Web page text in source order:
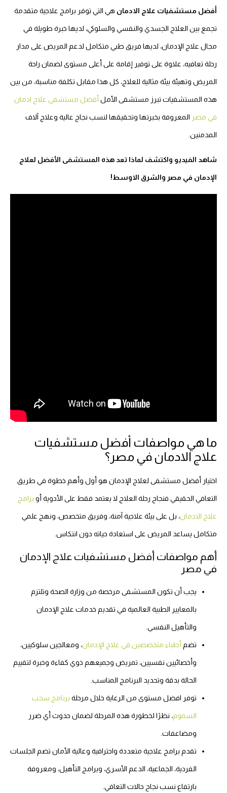
أفضل مستشفيات علاج الادمان هي التي توفر برامج علاجية متقدمة
تجمع بين العلاج الجسدي والنفسي والسلوكي، لديها خبرة طويلة في
مجال علاج الإدمان، لديها فريق طبي متكامل لدعم المريض على مدار
رحلة تعافيه، علاوة على توفير إقامة على أعلى مستوى لضمان راحة
المريض وتهيئة بيئة مثالية للعلاج، كل هذا مقابل تكلفة مناسبة، من بين
هذه المستشفيات تبرز مستشفى الأمل أفضل مستشفي علاج ادمان
في مصر المعروفة بخبرتها وتحقيقها لنسب نجاح عالية وعلاج آلاف
المدمنين.
شاهد الفيديو واكتشف لماذا تعد هذه المستشفى الأفضل لعلاج
الإدمان في مصر والشرق الاوسط!
ما هي مواصفات أفضل مستشفيات
علاج الادمان في مصر؟
اختيار أفضل مستشفى لعلاج الإدمان هو أول وأهم خطوة في طريق
التعافي الحقيقي فنجاح رحلة العلاج لا يعتمد فقط على الأدوية أو برامج
علاج الادمان، بل على بيئة علاجية آمنة، وفريق متخصص، ونهج علمي
متكامل يساعد المريض على استعادة حياته دون انتكاس.
أهم مواصفات أفضل مستشفيات علاج الإدمان
في مصر
يجب أن تكون المستشفى مرخصة من وزارة الصحة وتلتزم
بالمعايير الطبية العالمية في تقديم خدمات علاج الإدمان
والتأهيل النفسي.
تضم أطباء متخصصين في علاج الإدمان، ومعالجين سلوكيين،
وأخصائيين نفسيين، تمريض وجميعهم ذوي كفاءة وخبرة لتقييم
الحالة بدقة وتحديد البرنامج المناسب.
توفر افضل مستوى من الرعاية خلال مرحلة برنامج سحب
السموم، نظرًا لخطورة هذه المرحلة لضمان حدوث أي ضرر
ومضاعفات.
تقدم برامج علاجية متعددة واحترافية وعالية الأمان تضم الجلسات
الفردية، الجماعية، الدعم الأسري، وبرامج التأهيل، ومعروفة
بارتفاع نسب نجاح حالات التعافي.